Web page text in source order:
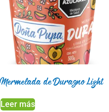
Mermelada de Durazno Light
Leer más